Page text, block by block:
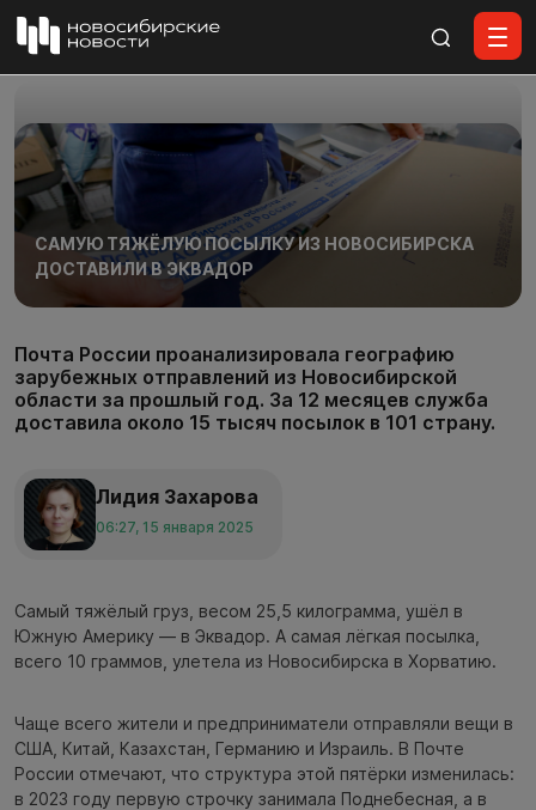
САМУЮ ТЯЖЁЛУЮ ПОСЫЛКУ ИЗ НОВОСИБИРСКА
ДОСТАВИЛИ В ЭКВАДОР
Почта России проанализировала географию
зарубежных отправлений из Новосибирской
области за прошлый год. За 12 месяцев служба
доставила около 15 тысяч посылок в 101 страну.
Лидия Захарова
06:27, 15 января 2025
Самый тяжёлый груз, весом 25,5 килограмма, ушёл в
Южную Америку — в Эквадор. А самая лёгкая посылка,
всего 10 граммов, улетела из Новосибирска в Хорватию.
Чаще всего жители и предприниматели отправляли вещи в
США, Китай, Казахстан, Германию и Израиль. В Почте
России отмечают, что структура этой пятёрки изменилась:
в 2023 году первую строчку занимала Поднебесная, а в